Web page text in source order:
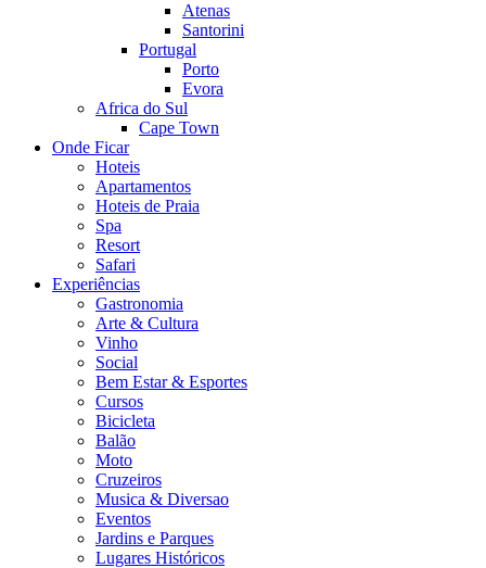
Atenas
Santorini
Portugal
Porto
Evora
Africa do Sul
Cape Town
Onde Ficar
Hoteis
Apartamentos
Hoteis de Praia
Spa
Resort
Safari
Experiências
Gastronomia
Arte & Cultura
Vinho
Social
Bem Estar & Esportes
Cursos
Bicicleta
Balão
Moto
Cruzeiros
Musica & Diversao
Eventos
Jardins e Parques
Lugares Históricos